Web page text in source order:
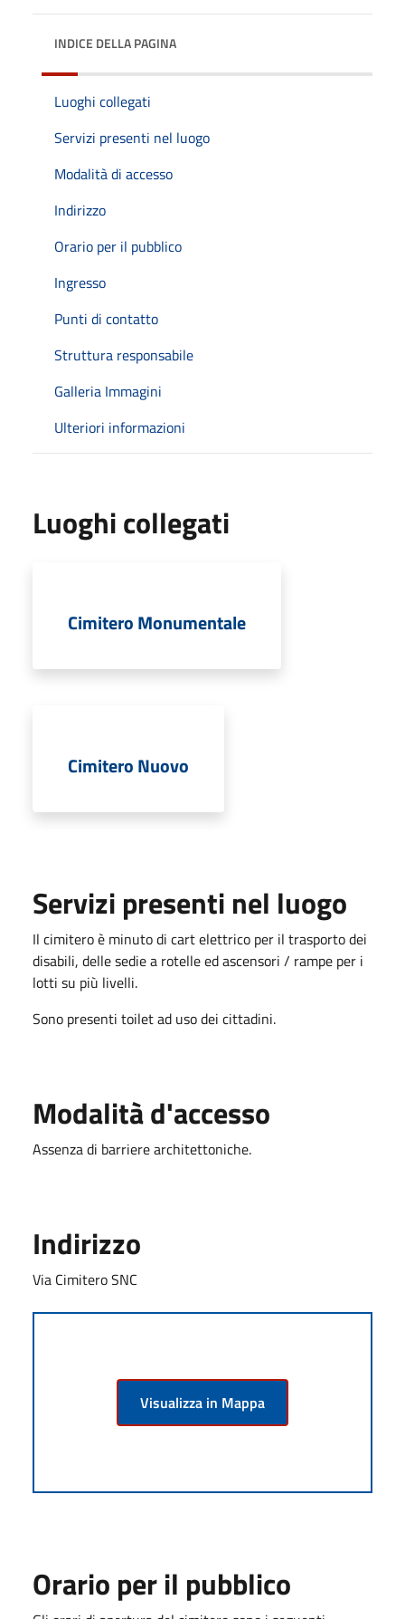
INDICE DELLA PAGINA
Luoghi collegati
Servizi presenti nel luogo
Modalità di accesso
Indirizzo
Orario per il pubblico
Ingresso
Punti di contatto
Struttura responsabile
Galleria Immagini
Ulteriori informazioni
Luoghi collegati
Cimitero Monumentale
Cimitero Nuovo
Servizi presenti nel luogo
Il cimitero è minuto di cart elettrico per il trasporto dei
disabili, delle sedie a rotelle ed ascensori / rampe per i
lotti su più livelli.
Sono presenti toilet ad uso dei cittadini.
Modalità d'accesso
Assenza di barriere architettoniche.
Indirizzo
Via Cimitero SNC
Visualizza in Mappa
Orario per il pubblico